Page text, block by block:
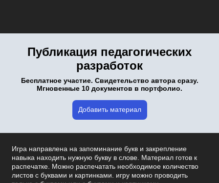
Публикация педагогических
разработок
Бесплатное участие. Свидетельство автора сразу.
Мгновенные 10 документов в портфолио.
Добавить материал
Игра направлена на запоминание букв и закрепление
навыка находить нужную букву в слове. Материал готов к
распечатке. Можно распечатать необходимое количество
листов с буквами и картинками. игру можно проводить